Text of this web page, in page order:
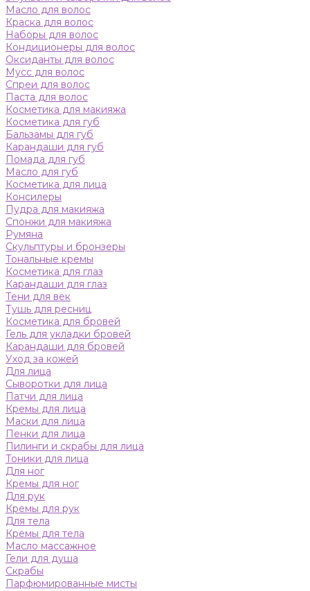
Масло для волос
Краска для волос
Наборы для волос
Кондиционеры для волос
Оксиданты для волос
Мусс для волос
Спреи для волос
Паста для волос
Косметика для макияжа
Косметика для губ
Бальзамы для губ
Карандаши для губ
Помада для губ
Масло для губ
Косметика для лица
Консилеры
Пудра для макияжа
Спонжи для макияжа
Румяна
Скульптуры и бронзеры
Тональные кремы
Косметика для глаз
Карандаши для глаз
Тени для век
Тушь для ресниц
Косметика для бровей
Гель для укладки бровей
Карандаши для бровей
Уход за кожей
Для лица
Сыворотки для лица
Патчи для лица
Кремы для лица
Маски для лица
Пенки для лица
Пилинги и скрабы для лица
Тоники для лица
Для ног
Кремы для ног
Для рук
Кремы для рук
Для тела
Кремы для тела
Масло массажное
Гели для душа
Скрабы
Парфюмированные мисты